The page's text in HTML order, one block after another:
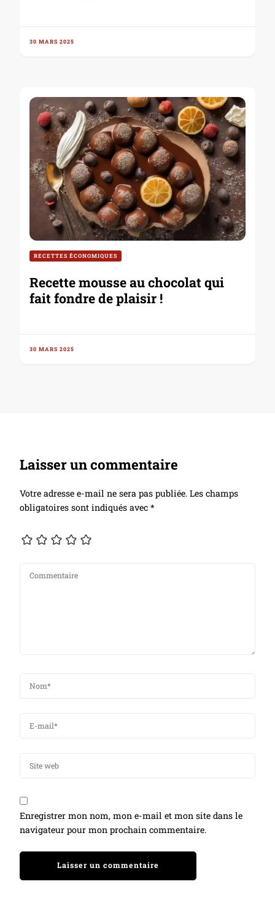
30 MARS 2025
RECETTES ÉCONOMIQUES
Recette mousse au chocolat qui
fait fondre de plaisir !
30 MARS 2025
Laisser un commentaire
Votre adresse e-mail ne sera pas publiée. Les champs
obligatoires sont indiqués avec *
Enregistrer mon nom, mon e-mail et mon site dans le
navigateur pour mon prochain commentaire.